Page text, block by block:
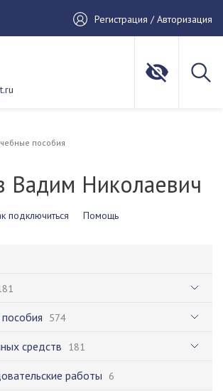
Регистрация / Авторизация
пособия
Вадим Николаевич
подключиться Помощь
574
средств 181
работы 6